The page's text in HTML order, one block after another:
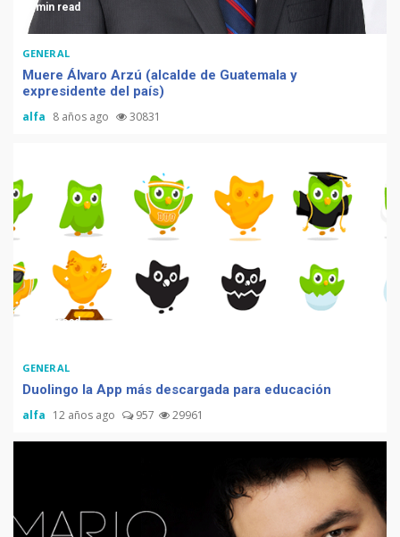
3 min read
GENERAL
Muere Álvaro Arzú (alcalde de Guatemala y
expresidente del país)
alfa 8 años ago 30831
1 min read
GENERAL
Duolingo la App más descargada para educación
alfa 12 años ago 957 29961